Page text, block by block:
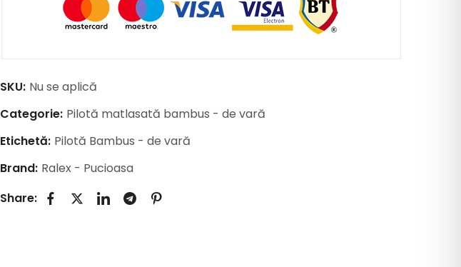
SKU: Nu se aplică
Categorie: Pilotă matlasată bambus - de vară
Etichetă: Pilotă Bambus - de vară
Brand: Ralex - Pucioasa
Share: